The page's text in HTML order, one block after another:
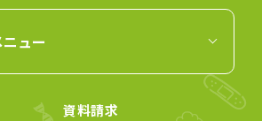
ニュー
資料請求